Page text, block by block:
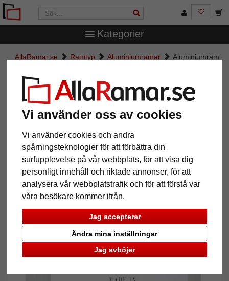
Vi använder oss av cookies
Vi använder cookies och andra
spårningsteknologier för att förbättra din
surfupplevelse på vår webbplats, för att visa dig
personligt innehåll och riktade annonser, för att
analysera vår webbplatstrafik och för att förstå var
våra besökare kommer ifrån.
Jag accepterar
Jag avböjer
Ändra mina inställningar
Kategorier
AllaRamar.se Ramtyp Aluminiumramar
Aluminiumram
Aluminiumram Econ bred